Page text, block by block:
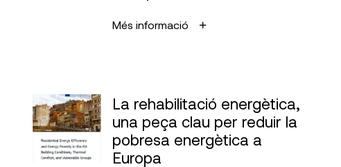
Més informació
La rehabilitació energètica,
una peça clau per reduir la
pobresa energètica a
Europa